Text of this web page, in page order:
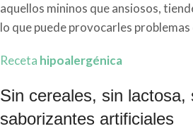
aquellos mininos que ansiosos,
lo que puede provocarles
Receta hipoalergénica
Sin cereales, sin lactosa,
saborizantes artificiales